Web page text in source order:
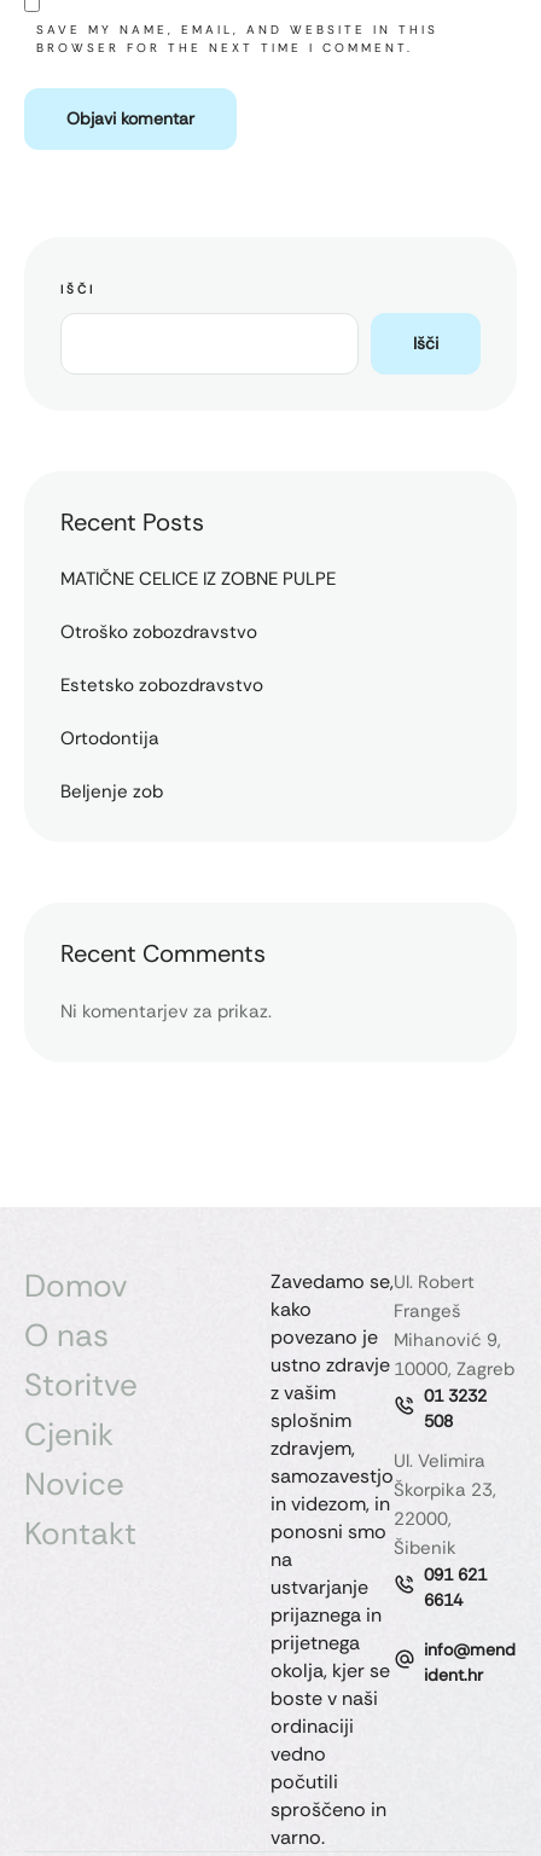
SAVE MY NAME, EMAIL, AND WEBSITE IN THIS
BROWSER FOR THE NEXT TIME I COMMENT.
IŠČI
Išči
Recent Posts
MATIČNE CELICE IZ ZOBNE PULPE
Otroško zobozdravstvo
Estetsko zobozdravstvo
Ortodontija
Beljenje zob
Recent Comments
Ni komentarjev za prikaz.
Domov
O nas
Storitve
Cjenik
Novice
Kontakt
Zavedamo se,
kako
povezano je
ustno zdravje
z vašim
splošnim
zdravjem,
samozavestjo
in videzom, in
ponosni smo
na
ustvarjanje
prijaznega in
prijetnega
okolja, kjer se
boste v naši
ordinaciji
vedno
počutili
sproščeno in
varno.
Ul. Robert
Frangeš
Mihanović 9,
10000, Zagreb
01 3232
508
Ul. Velimira
Škorpika 23,
22000,
Šibenik
091 621
6614
info@mend
ident.hr